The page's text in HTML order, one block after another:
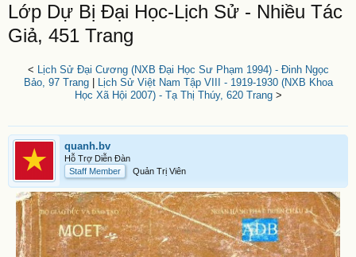
Lớp Dự Bị Đại Học-Lịch Sử - Nhiều Tác
Giả, 451 Trang
< Lịch Sử Đại Cương (NXB Đại Học Sư Phạm 1994) - Đinh Ngọc
Bảo, 97 Trang|
Lịch Sử Việt Nam Tập VIII - 1919-1930 (NXB Khoa
Học Xã Hội 2007) - Tạ Thị Thúy, 620 Trang>
quanh.bv
Hỗ Trợ Diễn Đàn
Staff Member
Quản Trị Viên